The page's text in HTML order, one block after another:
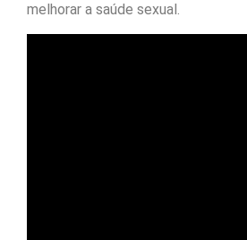
melhorar a saúde sexual.